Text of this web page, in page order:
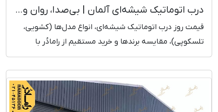
درب اتوماتیک شیشه‌ای آلمان | بی‌صدا، روان و مدرن + قیمت روز
قیمت روز درب اتوماتیک شیشه‌ای، انواع مدل‌ها (کشویی،
تلسکوپی)، مقایسه برندها و خرید مستقیم از رامادُر با
ضمانت و خدمات سریع.